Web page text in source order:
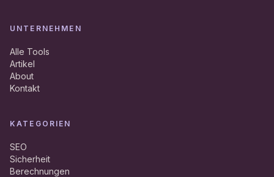
UNTERNEHMEN
Alle Tools
Artikel
About
Kontakt
KATEGORIEN
SEO
Sicherheit
Berechnungen